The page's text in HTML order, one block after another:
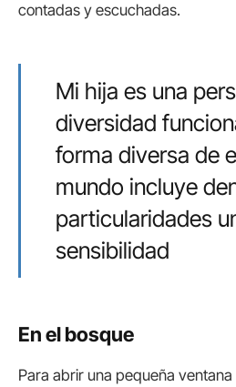
contadas y escuchadas.
Mi hija es una
diversidad
forma diversa de
mundo incluye
particularidades
sensibilidad
En el bosque
Para abrir una pequeña